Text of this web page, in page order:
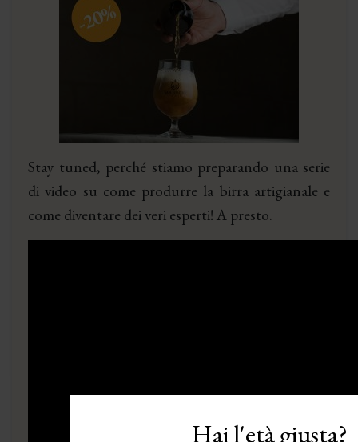
Hai l'età giusta?
Stay tuned, perché stiamo preparando una serie
di video su come produrre la birra artigianale e
come diventare dei veri esperti! A presto.